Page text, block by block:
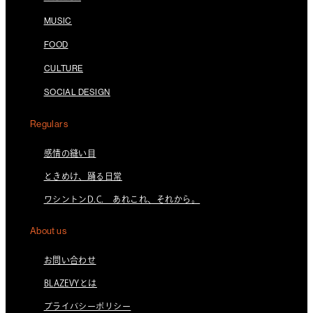
MUSIC
FOOD
CULTURE
SOCIAL DESIGN
Regulars
感情の縫い目
ときめけ、踊る日常
ワシントンD.C. あれこれ、それから。
About us
お問い合わせ
BLAZEVYとは
プライバシーポリシー